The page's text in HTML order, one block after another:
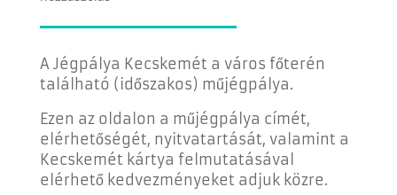
A Jégpálya Kecskemét a város főterén
található (időszakos) műjégpálya.
Ezen az oldalon a műjégpálya címét,
elérhetőségét, nyitvatartását, valamint a
Kecskemét kártya felmutatásával
elérhető kedvezményeket adjuk közre.